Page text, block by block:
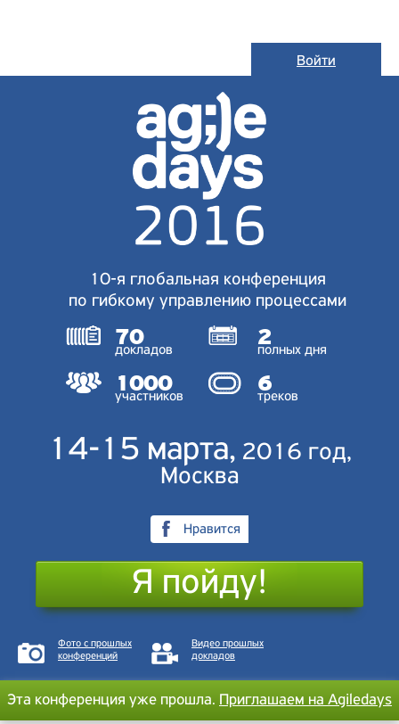
Войти
10-я глобальная конференция
по гибкому управлению процессами
70
докладов 2
полных дня
1000
участников 6
треков
14-15 марта, 2016 год,
Москва
Нравится
Я пойду!
Фото с прошлых
конференций
Видео прошлых
докладов
Эта конференция уже прошла. Приглашаем на Agiledays